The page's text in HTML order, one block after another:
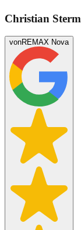
Christian
vonREMAX Nova